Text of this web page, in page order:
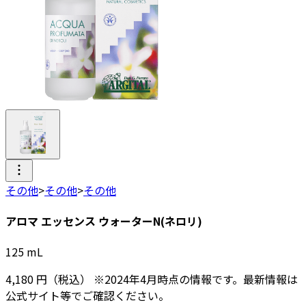
その他>その他>その他
アロマ エッセンス ウォーターN(ネロリ)
125 mL
4,180 円 （税込） ※2024年4月時点の情報です。最新情報は
公式サイト等でご確認ください。